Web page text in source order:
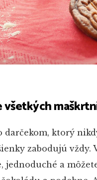
všetkých
ktorý
zabodujú
jednoduché a